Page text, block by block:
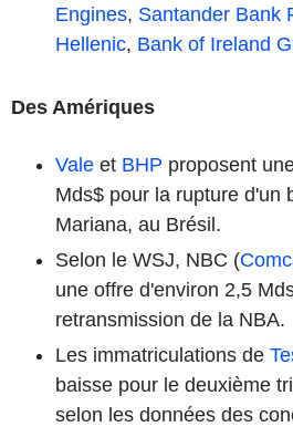
Engines, Santander Bank
Hellenic, Bank of Ireland
Des Amériques
Vale et BHP proposent
Mds$ pour la rupture d'un
Mariana, au Brésil.
Selon le WSJ, NBC (
une offre d'environ 2,5
retransmission de la NBA.
Les immatriculations de
baisse pour le deuxième
selon les données des